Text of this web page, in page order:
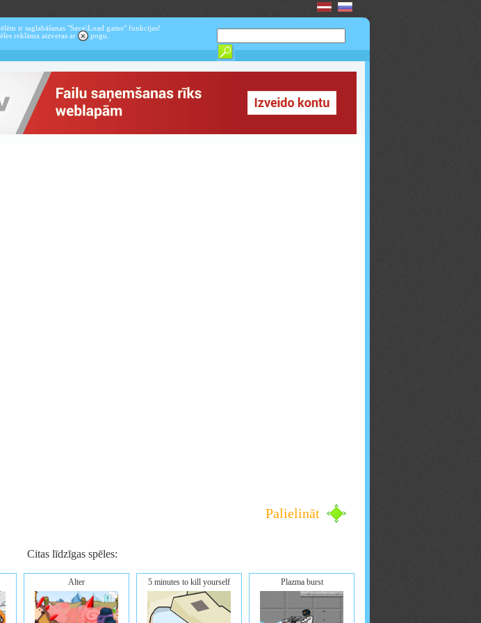
ir saglabāšanas "Save\Load game" funkcijas!
reklāma aizveras ar
pogu.
Palielināt
Citas līdzīgas spēles:
Alter 5 minutes to kill yourself Plazma burst